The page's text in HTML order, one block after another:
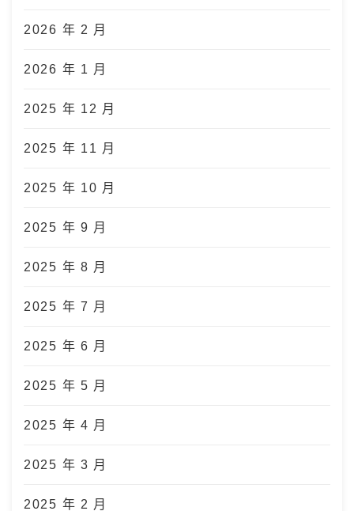
2026 年 2 月
2026 年 1 月
2025 年 12 月
2025 年 11 月
2025 年 10 月
2025 年 9 月
2025 年 8 月
2025 年 7 月
2025 年 6 月
2025 年 5 月
2025 年 4 月
2025 年 3 月
2025 年 2 月